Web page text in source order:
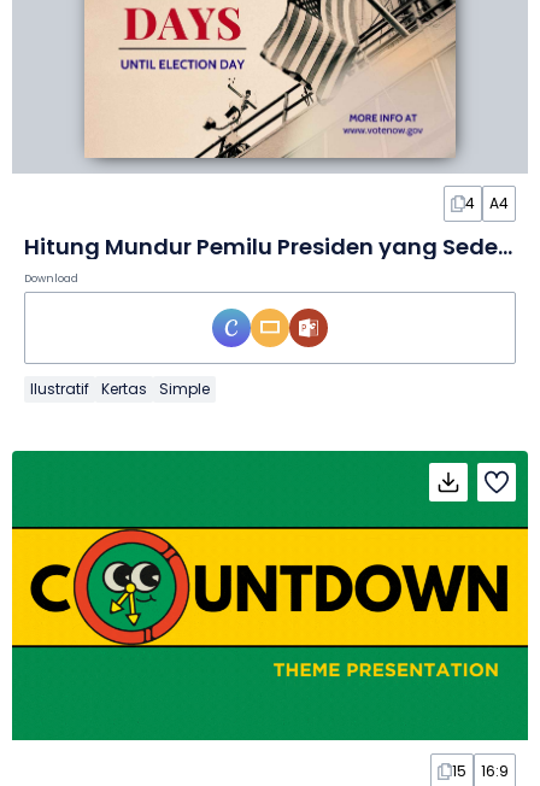
4 A4
Hitung Mundur Pemilu Presiden yang Sederhana dalam Poster
Download
Ilustratif Kertas Simple
15 16:9